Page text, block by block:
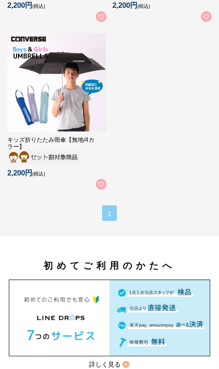
2,200円(税込) 2,200円(税込)
キッズ折りたたみ雨傘【無地/4カ
ラー】
2,200円(税込)
1
初めてご利用のかたへ
詳しく見る